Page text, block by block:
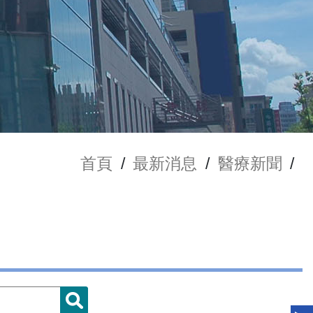
首頁 / 最新消息 / 醫療新聞 /